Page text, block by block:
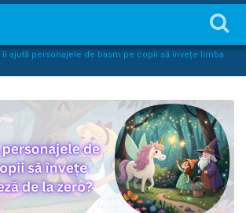
îi ajută personajele de basm pe copii să învețe limba